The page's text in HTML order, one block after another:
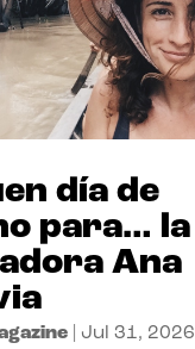
día de
para… la
Ana
| Jul 31, 2026